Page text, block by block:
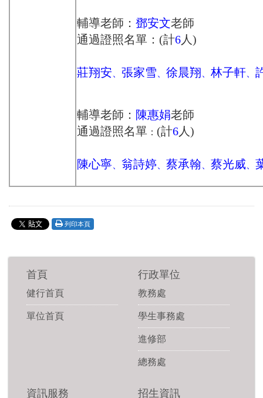
輔導老師： 鄧安文老師
通過證照名單：(計6人)
莊翔安、 張家雪、 徐晨翔、 林子軒、
輔導老師： 陳惠娟老師
通過證照名單 ： (計6人)
陳心寧、 翁詩婷、 蔡承翰、 蔡光威、
列印本頁
首頁
健行首頁
單位首頁
行政單位
教務處
學生事務處
進修部
總務處
資訊服務 招生資訊